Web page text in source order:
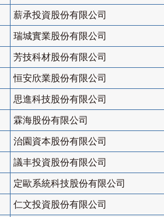
薪承投資股份有限公司
瑞城實業股份有限公司
芳技科材股份有限公司
恒安欣業股份有限公司
思進科技股份有限公司
霖海股份有限公司
治園資本股份有限公司
議丰投資股份有限公司
定歐系統科技股份有限公司
仁文投資股份有限公司